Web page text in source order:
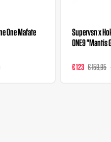
One Mafate
Supervsn x
ONE9 "Mantis
€ 123 € 159,95